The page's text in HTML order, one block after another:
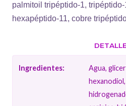
palmitoil tripéptido-1,
hexapéptido-11, cobre
Ingredientes:
Agua,